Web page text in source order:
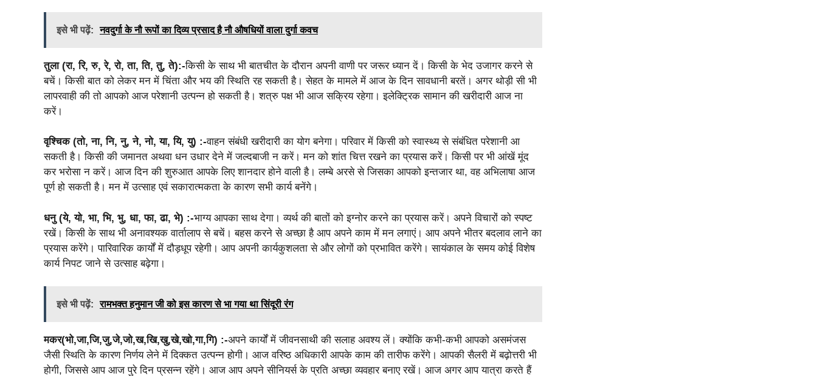
इसे भी पढ़ें: नवदुर्गा के नौ रूपों का दिव्य प्रसाद है नौ औषधियों वाला दुर्गा कवच
तुला (रा, रि, रु, रे, रो, ता, ति, तु, ते):-किसी के साथ भी बातचीत के दौरान अपनी वाणी पर जरूर ध्यान दें। किसी के भेद उजागर करने से
बचें। किसी बात को लेकर मन में चिंता और भय की स्थिति रह सकती है। सेहत के मामले में आज के दिन सावधानी बरतें। अगर थोड़ी सी भी
लापरवाही की तो आपको आज परेशानी उत्पन्न हो सकती है। शत्रु पक्ष भी आज सक्रिय रहेगा। इलेक्ट्रिक सामान की खरीदारी आज ना
करें।
वृश्चिक (तो, ना, नि, नु, ने, नो, या, यि, यु) :-वाहन संबंधी खरीदारी का योग बनेगा। परिवार में किसी को स्वास्थ्य से संबंधित परेशानी आ
सकती है। किसी की जमानत अथवा धन उधार देने में जल्दबाजी न करें। मन को शांत चित्त रखने का प्रयास करें। किसी पर भी आंखें मूंद
कर भरोसा न करें। आज दिन की शुरुआत आपके लिए शानदार होने वाली है। लम्बे अरसे से जिसका आपको इन्तजार था, वह अभिलाषा आज
पूर्ण हो सकती है। मन में उत्साह एवं सकारात्‍मकता के कारण सभी कार्य बनेंगे।
धनु (ये, यो, भा, भि, भु, धा, फा, ढा, भे) :-भाग्य आपका साथ देगा। व्यर्थ की बातों को इग्नोर करने का प्रयास करें। अपने विचारों को स्पष्ट
रखें। किसी के साथ भी अनावश्यक वार्तालाप से बचें। बहस करने से अच्‍छा है आप अपने काम में मन लगाएं। आप अपने भीतर बदलाव लाने का
प्रयास करेंगे। पारिवारिक कार्यों में दौड़धूप रहेगी। आप अपनी कार्यकुशलता से और लोगों को प्रभावित करेंगे। सायंकाल के समय कोई विशेष
कार्य निपट जाने से उत्साह बढ़ेगा।
इसे भी पढ़ें: रामभक्त हनुमान जी को इस कारण से भा गया था सिंदूरी रंग
मकर(भो,जा,जि,जु,जे,जो,ख,खि,खु,खे,खो,गा,गि) :-अपने कार्यों में जीवनसाथी की सलाह अवश्य लें। क्योंकि कभी-कभी आपको असमंजस
जैसी स्थिति के कारण निर्णय लेने में दिक्कत उत्पन्न होगी। आज वरिष्ठ अधिकारी आपके काम की तारीफ करेंगे। आपकी सैलरी में बढ़ोत्तरी भी
होगी, जिससे आप आज पुरे दिन प्रसन्न रहेंगे। आज आप अपने सीनियर्स के प्रति अच्छा व्यवहार बनाए रखें। आज अगर आप यात्रा करते हैं